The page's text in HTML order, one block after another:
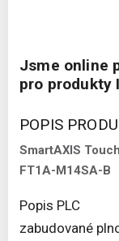
Jsme online
pro produkty
POPIS
SmartAXIS
FT1A-M14SA-B
Popis PLC
zabudované